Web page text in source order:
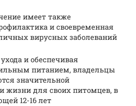
имеет также
и своевременная
вирусных заболеваний
и обеспечивая
питанием, владельцы
значительной
жизни для своих питомцев, в
12-16 лет